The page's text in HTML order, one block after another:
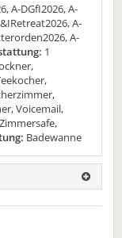
A-DGfI2026, A-
A-
A-
1
Voicemail,
Badewanne